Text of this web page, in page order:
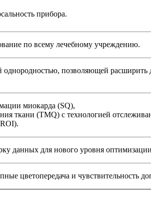
прибора.
по всему лечебному учреждению.
однородностью, позволяющей расширить
миокарда (SQ),
ткани (TMQ) с технологией
данных для нового уровня
цветопередача и чувствительность